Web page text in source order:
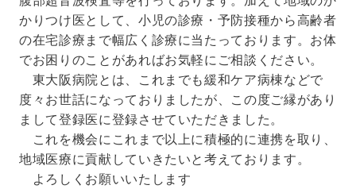
かりつけ医として、小児の診療・予防接種から高齢者
の在宅診療まで幅広く診療に当たっております。お体
でお困りのことがあればお気軽にご相談ください。
東大阪病院とは、これまでも緩和ケア病棟などで
度々お世話になっておりましたが、この度ご縁があり
まして登録医に登録させていただきました。
これを機会にこれまで以上に積極的に連携を取り、
地域医療に貢献していきたいと考えております。
よろしくお願いいたします